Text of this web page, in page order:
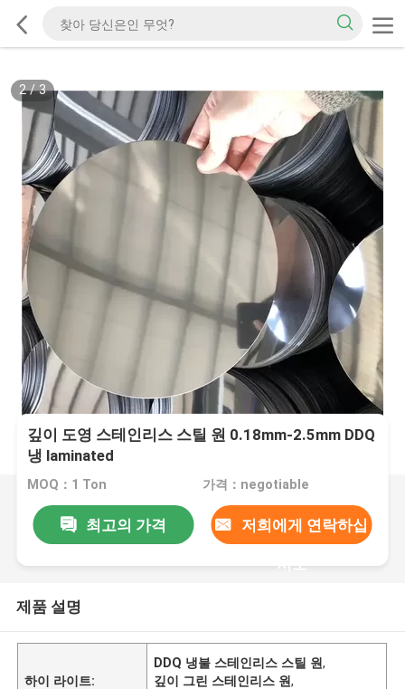
2/3
깊이 도영 스테인리스 스틸 원 0.18mm-2.5mm DDQ
냉 laminated
MOQ：1 Ton 가격：negotiable
최고의 가격 저희에게 연락하십
시오
제품 설명
하이 라이트:
DDQ 냉불 스테인리스 스틸 원,
깊이 그린 스테인리스 원,